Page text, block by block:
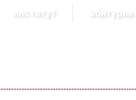
институт